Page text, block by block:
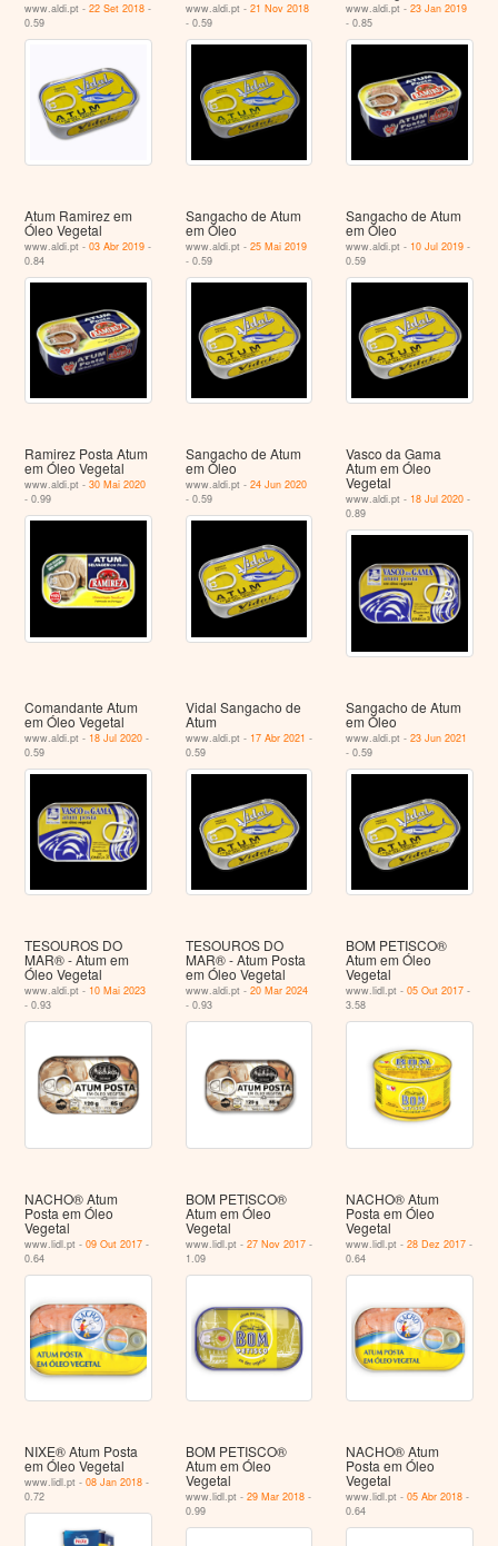
www.aldi.pt -22 Set 2018 -
0.59
www.aldi.pt - 21 Nov 2018
- 0.59
www.aldi.pt -23 Jan 2019
- 0.85
Atum Ramirez em
Óleo Vegetal
www.aldi.pt -03 Abr 2019 -
0.84
Sangacho de Atum
em Óleo
www.aldi.pt - 25 Mai 2019
- 0.59
Sangacho de Atum
em Óleo
www.aldi.pt - 10 Jul 2019 -
0.59
Ramirez Posta Atum
em Óleo Vegetal
www.aldi.pt -30 Mai 2020
- 0.99
Sangacho de Atum
em Óleo
www.aldi.pt - 24 Jun 2020
- 0.59
Vasco da Gama
Atum em Óleo
Vegetal
www.aldi.pt - 18 Jul 2020 -
0.89
Comandante Atum
em Óleo Vegetal
www.aldi.pt - 18 Jul 2020 -
0.59
Vidal Sangacho de
Atum
www.aldi.pt - 17 Abr 2021 -
0.59
Sangacho de Atum
em Óleo
www.aldi.pt -23 Jun 2021
- 0.59
TESOUROS DO
MAR® - Atum em
Óleo Vegetal
www.aldi.pt - 10 Mai 2023
- 0.93
TESOUROS DO
MAR® - Atum Posta
em Óleo Vegetal
www.aldi.pt - 20 Mar 2024
- 0.93
BOM PETISCO®
Atum em Óleo
Vegetal
www.lidl.pt -05 Out 2017 -
3.58
NACHO® Atum
Posta em Óleo
Vegetal
www.lidl.pt -09 Out 2017 -
0.64
BOM PETISCO®
Atum em Óleo
Vegetal
www.lidl.pt - 27 Nov 2017-
1.09
NACHO® Atum
Posta em Óleo
Vegetal
www.lidl.pt -28 Dez 2017 -
0.64
NIXE® Atum Posta
em Óleo Vegetal
www.lidl.pt -08 Jan 2018 -
0.72
BOM PETISCO®
Atum em Óleo
Vegetal
www.lidl.pt - 29 Mar 2018-
0.99
NACHO® Atum
Posta em Óleo
Vegetal
www.lidl.pt -05 Abr 2018 -
0.64